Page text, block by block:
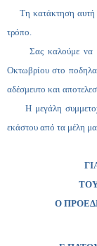
Τη κατάκτηση αυτή
τρόπο.
Σας καλούμε να
Οκτωβρίου στο
αδέσμευτο και
Η μεγάλη συμμετοχή
εκάστου από τα μέλη
Ο